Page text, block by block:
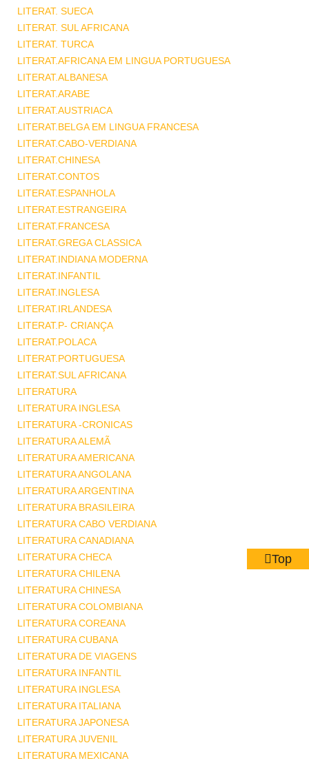
LITERAT. SUECA
LITERAT. SUL AFRICANA
LITERAT. TURCA
LITERAT.AFRICANA EM LINGUA PORTUGUESA
LITERAT.ALBANESA
LITERAT.ARABE
LITERAT.AUSTRIACA
LITERAT.BELGA EM LINGUA FRANCESA
LITERAT.CABO-VERDIANA
LITERAT.CHINESA
LITERAT.CONTOS
LITERAT.ESPANHOLA
LITERAT.ESTRANGEIRA
LITERAT.FRANCESA
LITERAT.GREGA CLASSICA
LITERAT.INDIANA MODERNA
LITERAT.INFANTIL
LITERAT.INGLESA
LITERAT.IRLANDESA
LITERAT.P- CRIANÇA
LITERAT.POLACA
LITERAT.PORTUGUESA
LITERAT.SUL AFRICANA
LITERATURA
LITERATURA INGLESA
LITERATURA -CRONICAS
LITERATURA ALEMÃ
LITERATURA AMERICANA
LITERATURA ANGOLANA
LITERATURA ARGENTINA
LITERATURA BRASILEIRA
LITERATURA CABO VERDIANA
LITERATURA CANADIANA
LITERATURA CHECA
LITERATURA CHILENA
LITERATURA CHINESA
LITERATURA COLOMBIANA
LITERATURA COREANA
LITERATURA CUBANA
LITERATURA DE VIAGENS
LITERATURA INFANTIL
LITERATURA INGLESA
LITERATURA ITALIANA
LITERATURA JAPONESA
LITERATURA JUVENIL
LITERATURA MEXICANA
Top